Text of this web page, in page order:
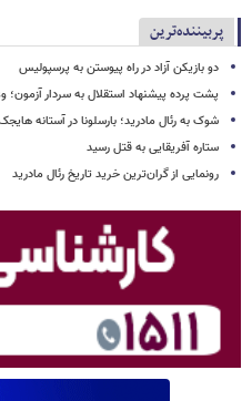
پربیننده‌ترین
دو بازیکن آزاد در راه پیوستن به پرسپولیس
پشت پرده پیشنهاد استقلال به سردار آزمون؛
شوک به رئال مادرید؛ بارسلونا در آستانه
ستاره آفریقایی به قتل رسید
رونمایی از گران‌ترین خرید تاریخ رئال مادرید